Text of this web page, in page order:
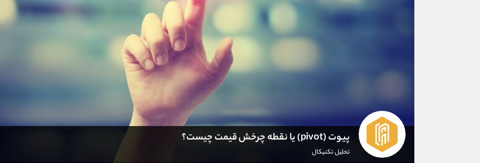
پیوت (pivot) یا نقطه چرخش قیمت چیست؟
تحلیل تکنیکال